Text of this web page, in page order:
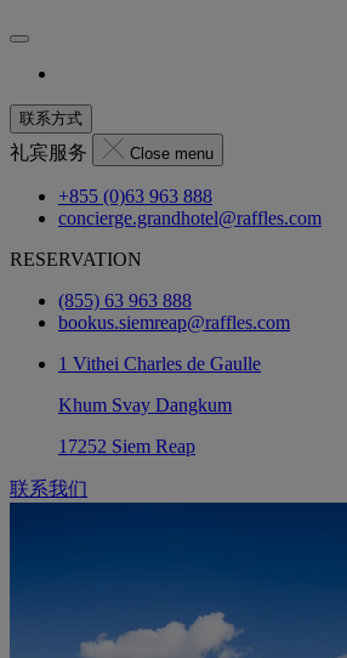
联系方式
礼宾服务 Close menu
+855 (0)63 963 888
concierge.grandhotel@raffles.com
RESERVATION
(855) 63 963 888
bookus.siemreap@raffles.com
1 Vithei Charles de Gaulle
Khum Svay Dangkum
17252 Siem Reap
联系我们